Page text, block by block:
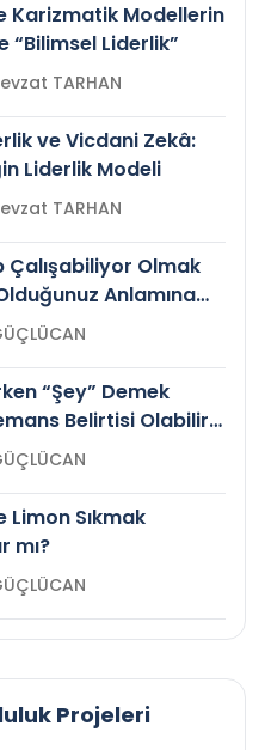
Karizmatik Modellerin
“Bilimsel Liderlik”
Prof.Dr. Nevzat TARHAN
ve Vicdani Zekâ:
Liderlik Modeli
Prof.Dr. Nevzat TARHAN
Çalışabiliyor Olmak
Anlamına
GÜÇLÜCAN
“Şey” Demek
Belirtisi Olabilir
GÜÇLÜCAN
Limon Sıkmak
mı?
GÜÇLÜCAN
Projeleri